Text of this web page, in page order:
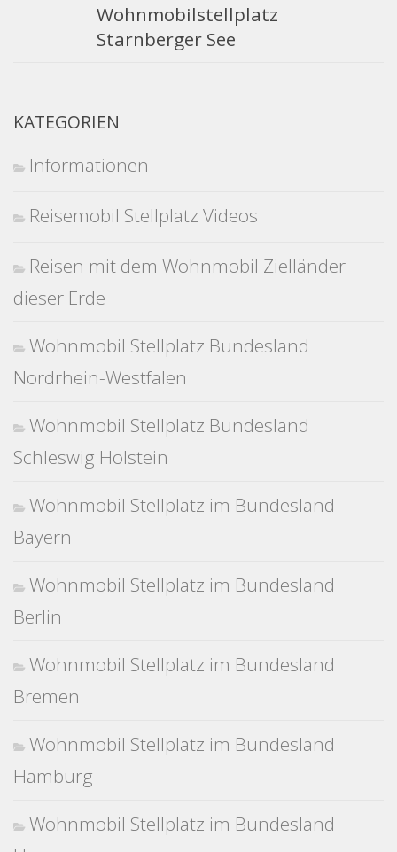
Wohnmobilstellplatz
Starnberger See
KATEGORIEN
Informationen
Reisemobil Stellplatz Videos
Reisen mit dem Wohnmobil Zielländer
dieser Erde
Wohnmobil Stellplatz Bundesland
Nordrhein-Westfalen
Wohnmobil Stellplatz Bundesland
Schleswig Holstein
Wohnmobil Stellplatz im Bundesland
Bayern
Wohnmobil Stellplatz im Bundesland
Berlin
Wohnmobil Stellplatz im Bundesland
Bremen
Wohnmobil Stellplatz im Bundesland
Hamburg
Wohnmobil Stellplatz im Bundesland